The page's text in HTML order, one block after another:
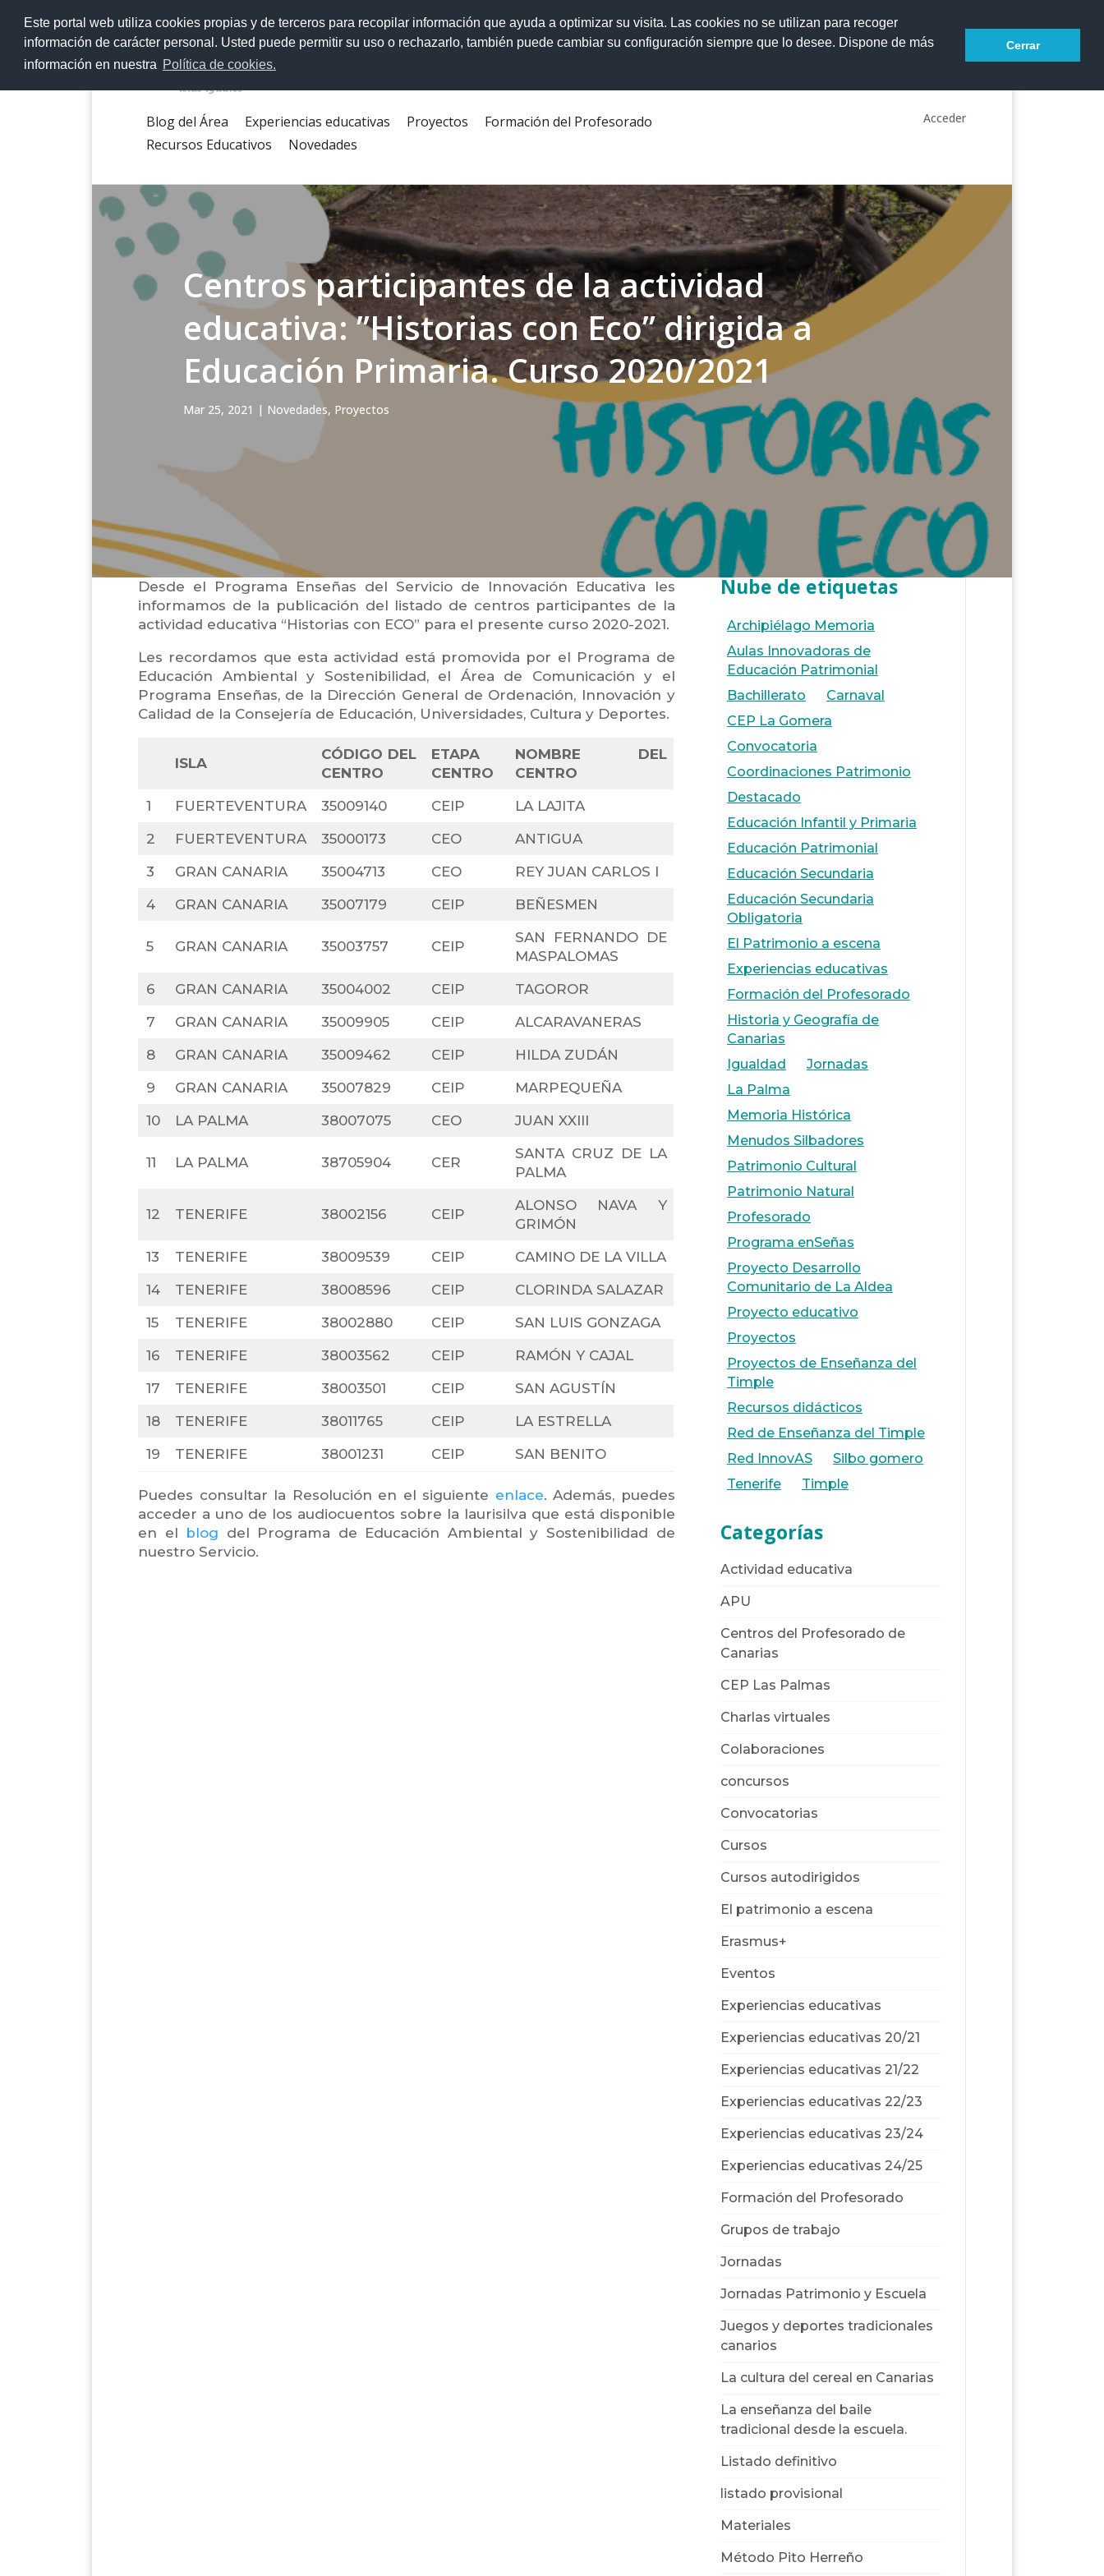
Este portal web utiliza cookies propias y de terceros para recopilar información que ayuda a optimizar su visita. Las cookies no se utilizan para recoger
información de carácter personal. Usted puede permitir su uso o rechazarlo, también puede cambiar su configuración siempre que lo desee. Dispone de más
información en nuestra Política de cookies.
Cerrar
Blog del Área Experiencias educativas Proyectos
Formación del Profesorado
Recursos Educativos
Novedades
Acceder
Centros participantes de la actividad
educativa: ”Historias con Eco” dirigida a
Educación Primaria. Curso 2020/2021
Mar 25, 2021 | Novedades, Proyectos
Desde el Programa Enseñas del Servicio de Innovación Educativa les
informamos de la publicación del listado de centros participantes de la
actividad educativa “Historias con ECO” para el presente curso 2020-2021.
Les recordamos que esta actividad está promovida por el Programa de
Educación Ambiental y Sostenibilidad, el Área de Comunicación y el
Programa Enseñas, de la Dirección General de Ordenación, Innovación y
Calidad de la Consejería de Educación, Universidades, Cultura y Deportes.
ISLA
CÓDIGO DEL
CENTRO
ETAPA
CENTRO
NOMBRE DEL
CENTRO
1
FUERTEVENTURA 35009140 CEIP
LA LAJITA
2
FUERTEVENTURA 35000173 CEO
ANTIGUA
3
GRAN CANARIA 35004713 CEO
REY JUAN CARLOS I
4
GRAN CANARIA 35007179 CEIP BEÑESMEN
5 GRAN CANARIA 35003757 CEIP
SAN FERNANDO DE
MASPALOMAS
6
GRAN CANARIA 35004002 CEIP
TAGOROR
7
GRAN CANARIA 35009905 CEIP
ALCARAVANERAS
8
GRAN CANARIA 35009462 CEIP
HILDA ZUDÁN
9
GRAN CANARIA 35007829 CEIP
MARPEQUEÑA
10
LA PALMA 38007075 CEO JUAN XXIII
11 LA PALMA 38705904 CER
SANTA CRUZ DE LA
PALMA
12 TENERIFE 38002156 CEIP
ALONSO NAVA Y
GRIMÓN
13
TENERIFE 38009539 CEIP
CAMINO DE LA VILLA
14
TENERIFE 38008596 CEIP
CLORINDA SALAZAR
15
TENERIFE 38002880 CEIP
SAN LUIS GONZAGA
16
TENERIFE 38003562 CEIP
RAMÓN Y CAJAL
17
TENERIFE 38003501 CEIP
SAN AGUSTÍN
18
TENERIFE 38011765 CEIP
LA ESTRELLA
19
TENERIFE 38001231 CEIP SAN BENITO
Puedes consultar la Resolución en el siguiente enlace. Además, puedes
acceder a uno de los audiocuentos sobre la laurisilva que está disponible
en el blog del Programa de Educación Ambiental y Sostenibilidad de
nuestro Servicio.
Nube de etiquetas
Archipiélago Memoria
Aulas Innovadoras de
Educación Patrimonial
Bachillerato
Carnaval
CEP La Gomera
Convocatoria
Coordinaciones Patrimonio
Destacado
Educación Infantil y Primaria
Educación Patrimonial
Educación Secundaria
Educación Secundaria
Obligatoria
El Patrimonio a escena
Experiencias educativas
Formación del Profesorado
Historia y Geografía de
Canarias
Igualdad
Jornadas
La Palma
Memoria Histórica
Menudos Silbadores
Patrimonio Cultural
Patrimonio Natural
Profesorado
Programa enSeñas
Proyecto Desarrollo
Comunitario de La Aldea
Proyecto educativo
Proyectos
Proyectos de Enseñanza del
Timple
Recursos didácticos
Red de Enseñanza del Timple
Red InnovAS
Silbo gomero
Tenerife
Timple
Categorías
Actividad educativa
APU
Centros del Profesorado de
Canarias
CEP Las Palmas
Charlas virtuales
Colaboraciones
concursos
Convocatorias
Cursos
Cursos autodirigidos
El patrimonio a escena
Erasmus+
Eventos
Experiencias educativas
Experiencias educativas 20/21
Experiencias educativas 21/22
Experiencias educativas 22/23
Experiencias educativas 23/24
Experiencias educativas 24/25
Formación del Profesorado
Grupos de trabajo
Jornadas
Jornadas Patrimonio y Escuela
Juegos y deportes tradicionales
canarios
La cultura del cereal en Canarias
La enseñanza del baile
tradicional desde la escuela.
Listado definitivo
listado provisional
Materiales
Método Pito Herreño